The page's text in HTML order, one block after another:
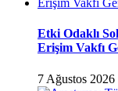
Etki Odaklı
Erişim Vakfı
7 Ağustos 2026